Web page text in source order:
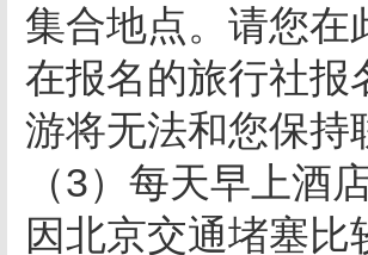
集合地点。请您在
在报名的旅行社报
游将无法和您保持
（3）每天早上酒
因北京交通堵塞